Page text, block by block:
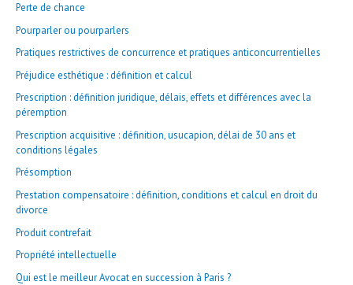
Perte de chance
Pourparler ou pourparlers
Pratiques restrictives de concurrence et pratiques anticoncurrentielles
Préjudice esthétique : définition et calcul
Prescription : définition juridique, délais, effets et différences avec la
péremption
Prescription acquisitive : définition, usucapion, délai de 30 ans et
conditions légales
Présomption
Prestation compensatoire : définition, conditions et calcul en droit du
divorce
Produit contrefait
Propriété intellectuelle
Qui est le meilleur Avocat en succession à Paris ?